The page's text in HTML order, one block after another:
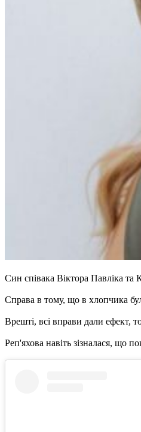
Син співака Віктора Павліка
Справа в тому, що в хлопчика
Врешті, всі вправи дали ефект,
Реп'яхова навіть зізналася, що